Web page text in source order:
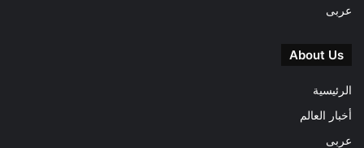
عربى
About Us
الرئيسية
أخبار العالم
عربى